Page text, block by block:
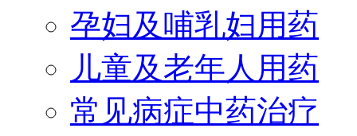
孕妇及哺乳妇用药
儿童及老年人用药
常见病症中药治疗